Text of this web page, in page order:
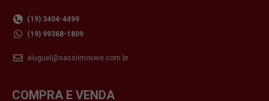
(19) 3404-4499
(19) 99368-1809
aluguel@sassiimoveis.com.br
COMPRA E VENDA